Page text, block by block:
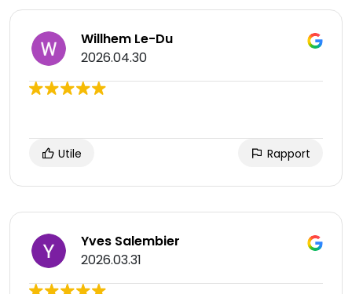
Willhem Le-Du
2026.04.30
Utile Rapport
Yves Salembier
2026.03.31